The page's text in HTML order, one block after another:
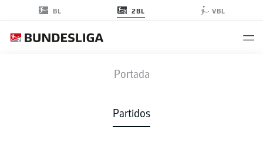
BL 2BL VBL
Portada
Partidos
FCN - SGD
0 2